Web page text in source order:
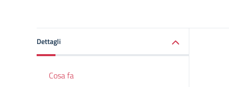
Dettagli
Cosa fa